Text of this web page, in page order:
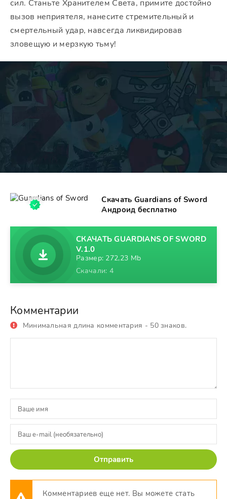
сил. Станьте Хранителем Света, примите достойно
вызов неприятеля, нанесите стремительный и
смертельный удар, навсегда ликвидировав
зловещую и мерзкую тьму!
Скачать Guardians of Sword
Андроид бесплатно
СКАЧАТЬ GUARDIANS OF SWORD
V.1.0
Размер: 272,23 Mb
Скачали: 4
Комментарии
Минимальная длина комментария - 50 знаков.
Отправить
Комментариев еще нет. Вы можете стать